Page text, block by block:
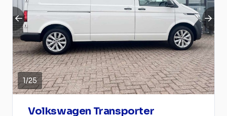
1/25
Volkswagen Transporter